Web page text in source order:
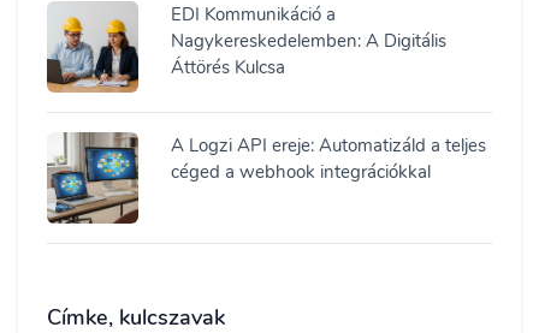
EDI Kommunikáció a
Nagykereskedelemben: A Digitális
Áttörés Kulcsa
A Logzi API ereje: Automatizáld a teljes
céged a webhook integrációkkal
Címke, kulcszavak